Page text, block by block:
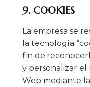
9. COOKIES
La empresa se
la tecnología
fin de
y personalizar el
Web mediante